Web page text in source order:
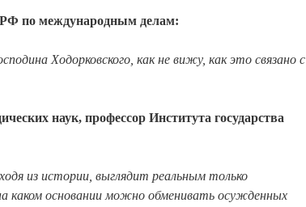
РФ по международным делам:
Ходорковского, как не вижу, как это связано с
наук, профессор Института государства
из истории, выглядит реальным только
каком основании можно обменивать осужденных